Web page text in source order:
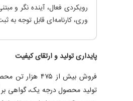
رویکردی فعال، آینده نگر و
وری، کارنامه‌ای قابل توجه به
پایداری تولید و ارتقای کیفیت
تولید محصول درجه یک، گواهی